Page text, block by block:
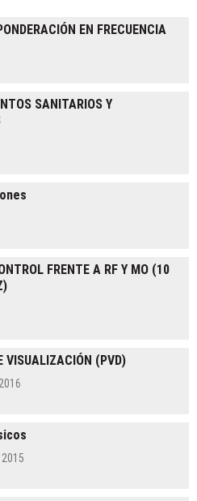
EN FRECUENCIA
SANITARIOS Y
FRENTE A RF Y MO (10
VISUALIZACIÓN (PVD)